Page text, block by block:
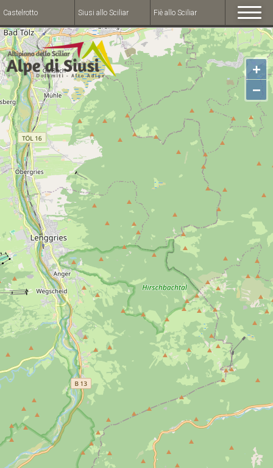
Castelrotto Siusi allo Sciliar Fiè allo Sciliar
+
−